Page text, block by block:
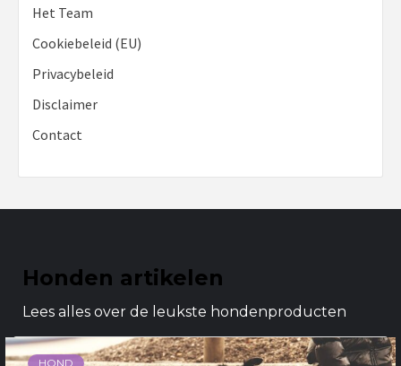
Het Team
Cookiebeleid (EU)
Privacybeleid
Disclaimer
Contact
Honden artikelen
Lees alles over de leukste hondenproducten
HOND